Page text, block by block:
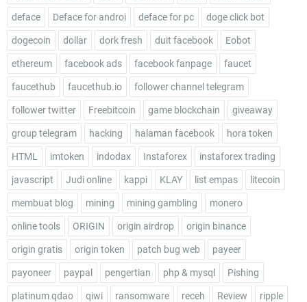
deface Deface for androi deface for pc doge click bot
dogecoin dollar dork fresh duit facebook Eobot
ethereum facebook ads facebook fanpage faucet
faucethub faucethub.io follower channel telegram
follower twitter Freebitcoin game blockchain giveaway
group telegram hacking halaman facebook hora token
HTML imtoken indodax Instaforex instaforex trading
javascript Judi online kappi KLAY list empas litecoin
membuat blog mining mining gambling monero
online tools ORIGIN origin airdrop origin binance
origin gratis origin token patch bug web payeer
payoneer paypal pengertian php & mysql Pishing
platinum qdao qiwi ransomware receh Review ripple